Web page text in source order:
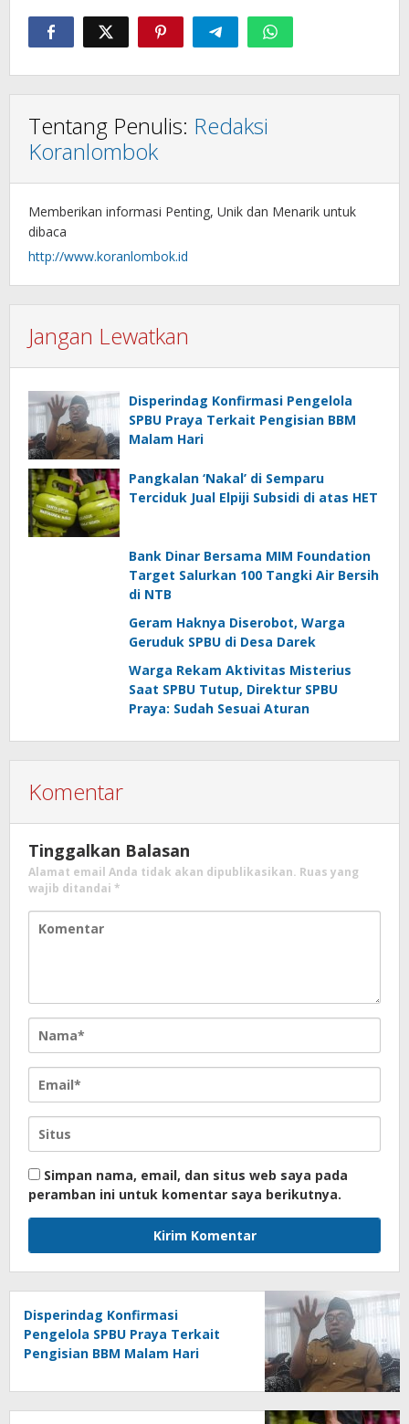
Tentang Penulis: Redaksi
Koranlombok
Memberikan informasi Penting, Unik dan Menarik untuk
dibaca
http://www.koranlombok.id
Jangan Lewatkan
Disperindag Konfirmasi Pengelola
SPBU Praya Terkait Pengisian BBM
Malam Hari
Pangkalan ‘Nakal’ di Semparu
Terciduk Jual Elpiji Subsidi di atas HET
Bank Dinar Bersama MIM Foundation
Target Salurkan 100 Tangki Air Bersih
di NTB
Geram Haknya Diserobot, Warga
Geruduk SPBU di Desa Darek
Warga Rekam Aktivitas Misterius
Saat SPBU Tutup, Direktur SPBU
Praya: Sudah Sesuai Aturan
Komentar
Tinggalkan Balasan
Alamat email Anda tidak akan dipublikasikan. Ruas yang
wajib ditandai *
Simpan nama, email, dan situs web saya pada
peramban ini untuk komentar saya berikutnya.
Disperindag Konfirmasi
Pengelola SPBU Praya Terkait
Pengisian BBM Malam Hari